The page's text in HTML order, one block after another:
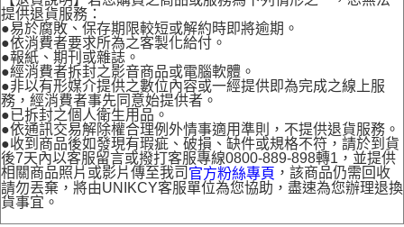
提供退貨服務：
●易於腐敗、保存期限較短或解約時即將逾期。
●依消費者要求所為之客製化給付。
●報紙、期刊或雜誌。
●經消費者拆封之影音商品或電腦軟體。
●非以有形媒介提供之數位內容或一經提供即為完成之線上服
務，經消費者事先同意始提供者。
●已拆封之個人衛生用品。
●依通訊交易解除權合理例外情事適用準則，不提供退貨服務。
●收到商品後如發現有瑕疵、破損、缺件或規格不符，請於到貨
後7天內以客服留言或撥打客服專線0800-889-898轉1，並提供
相關商品照片或影片傳至我司 官方粉絲專頁 ，該商品仍需回收
請勿丟棄，將由UNIKCY客服單位為您協助，盡速為您辦理退換
貨事宜。